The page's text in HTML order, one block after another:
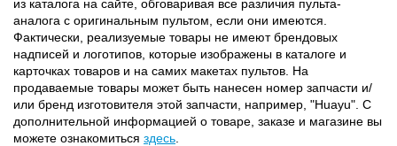
из каталога на сайте, обговаривая все различия пульта-
аналога с оригинальным пультом, если они имеются.
Фактически, реализуемые товары не имеют брендовых
надписей и логотипов, которые изображены в каталоге и
карточках товаров и на самих макетах пультов. На
продаваемые товары может быть нанесен номер запчасти и/
или бренд изготовителя этой запчасти, например, "Huayu". С
дополнительной информацией о товаре, заказе и магазине вы
можете ознакомиться здесь